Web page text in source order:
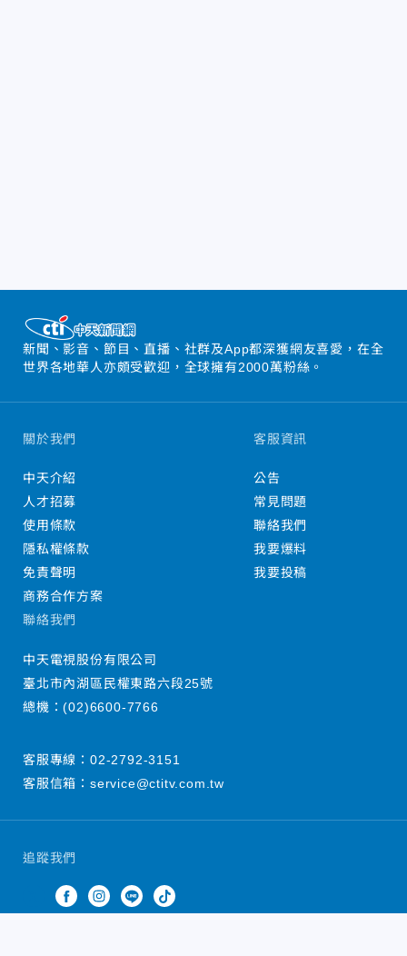
新聞、影音、節目、直播、社群及App都深獲網友喜愛，在全
世界各地華人亦頗受歡迎，全球擁有2000萬粉絲。
追蹤我們
關於我們
中天介紹
人才招募
使用條款
隱私權條款
免責聲明
商務合作方案
客服資訊
公告
常見問題
聯絡我們
我要爆料
我要投稿
聯絡我們
中天電視股份有限公司
臺北市內湖區民權東路六段25號
總機：(02)6600-7766
客服專線： 02-2792-3151
客服信箱： service@ctitv.com.tw